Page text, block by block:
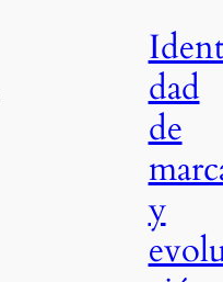
dad
de
y